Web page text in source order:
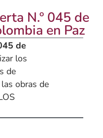
N.º 045 de
en Paz
de
los
de
obras de